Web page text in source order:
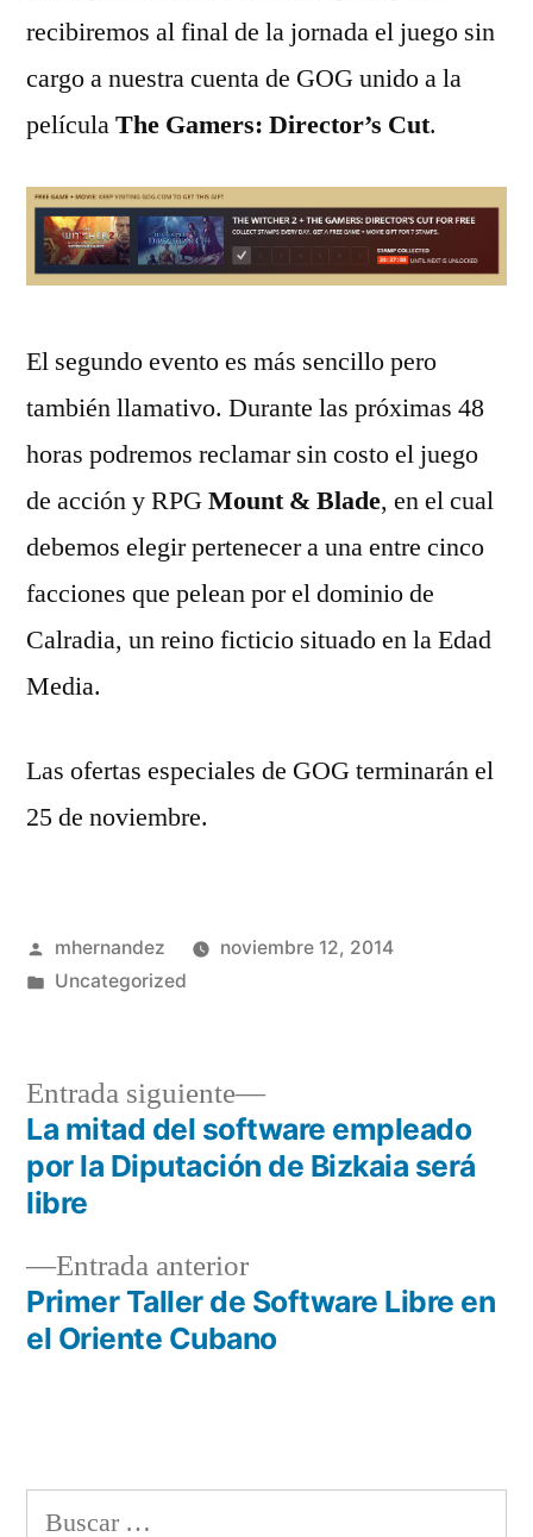
recibiremos al final de la jornada el juego sin
cargo a nuestra cuenta de GOG unido a la
películaThe Gamers: Director’s Cut.
El segundo evento es más sencillo pero
también llamativo. Durante las próximas 48
horas podremos reclamar sin costo el juego
de acción y RPGMount & Blade, en el cual
debemos elegir pertenecer a una entre cinco
facciones que pelean por el dominio de
Calradia, un reino ficticio situado en la Edad
Media.
Las ofertas especiales de GOG terminarán el
25 de noviembre.
Publicado
por
mhernandez
noviembre 12, 2014
Publicado
Uncategorized
Navegación
de
entradas
Entrada anteriorEntrada
anterior:
Primer Taller de Software Libre en
el Oriente Cubano
Entrada siguiente
Entrada
siguiente:
La mitad del software empleado
por la Diputación de Bizkaia será
libre
Buscar: